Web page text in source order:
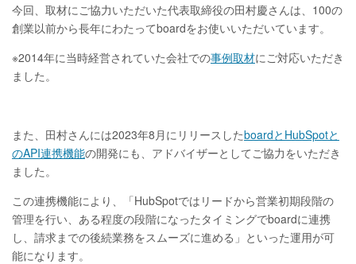
今回、取材にご協力いただいた代表取締役の田村慶さんは、100の
創業以前から長年にわたってboardをお使いいただいています。
※2014年に当時経営されていた会社での事例取材にご対応いただき
ました。
また、田村さんには2023年8月にリリースしたboardとHubSpotと
のAPI連携機能の開発にも、アドバイザーとしてご協力をいただき
ました。
この連携機能により、「HubSpotではリードから営業初期段階の
管理を行い、ある程度の段階になったタイミングでboardに連携
し、請求までの後続業務をスムーズに進める」といった運用が可
能になります。